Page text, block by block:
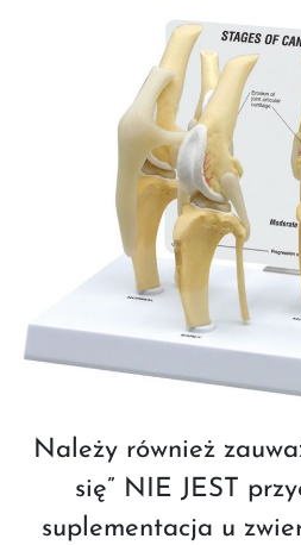
Należy również
się” NIE JEST
suplementacja u